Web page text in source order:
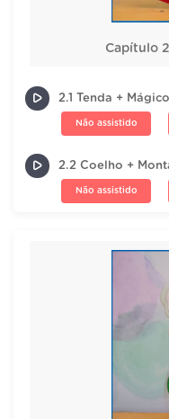
Capítulo
2.1 Tenda + Mágico
Não assistido
2.2 Coelho +
Não assistido